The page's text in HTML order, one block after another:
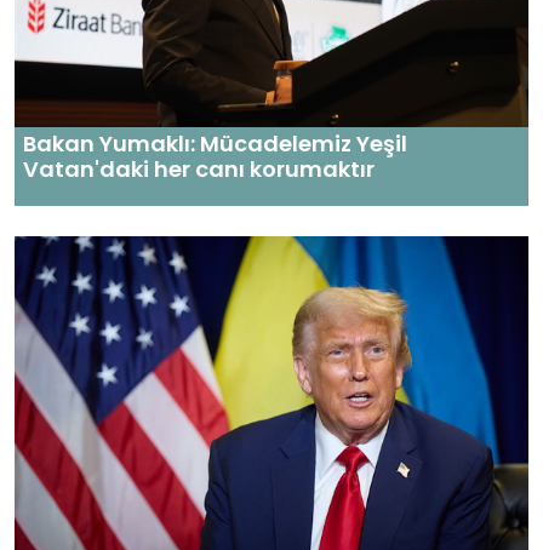
Bakan Yumaklı: Mücadelemiz Yeşil
Vatan'daki her canı korumaktır